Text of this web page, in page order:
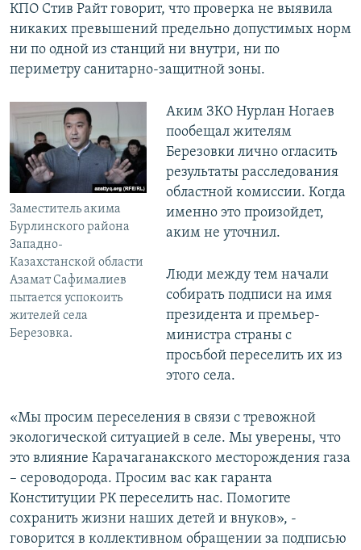
КПО Стив Райт говорит, что проверка не выявила
никаких превышений предельно допустимых норм
ни по одной из станций ни внутри, ни по
периметру санитарно-защитной зоны.
Заместитель акима
Бурлинского района
Западно-
Казахстанской области
Азамат Сафималиев
пытается успокоить
жителей села
Березовка.
Аким ЗКО Нурлан Ногаев
пообещал жителям
Березовки лично огласить
результаты расследования
областной комиссии. Когда
именно это произойдет,
аким не уточнил.
Люди между тем начали
собирать подписи на имя
президента и премьер-
министра страны с
просьбой переселить их из
этого села.
«Мы просим переселения в связи с тревожной
экологической ситуацией в селе. Мы уверены, что
это влияние Карачаганакского месторождения газа
– сероводорода. Просим вас как гаранта
Конституции РК переселить нас. Помогите
сохранить жизни наших детей и внуков», -
говорится в коллективном обращении за подписью